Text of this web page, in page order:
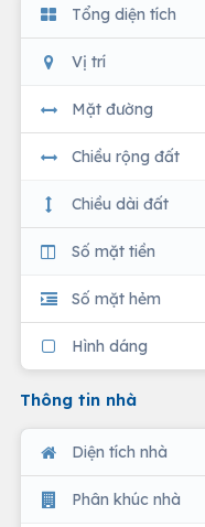
Tổng diện tích
Vị trí
Mặt đường
Chiều rộng đất
Chiều dài đất
Số mặt tiền
Số mặt hẻm
Hình dáng
Thông tin nhà
Diện tích nhà
Phân khúc nhà